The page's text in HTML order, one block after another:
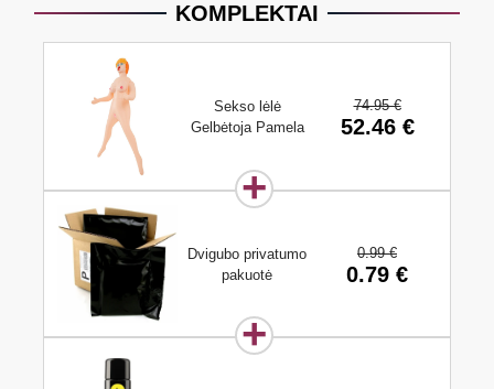
KOMPLEKTAI
Sekso lėlė
Gelbėtoja Pamela
74.95 €
52.46 €
Dvigubo privatumo
pakuotė
0.99 €
0.79 €